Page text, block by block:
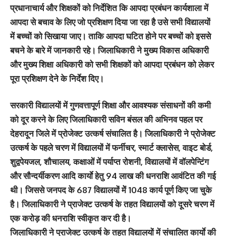
प्रधानाचार्य और शिक्षकों को निर्देशित कि आपदा प्रबंधन कार्यशाला में
आपदा से बचाव के लिए जो प्रशिक्षण दिया जा रहा है उसे सभी विद्यालयों
में बच्चों को सिखाया जाए। ताकि आपदा घटित होने पर बच्चों को इससे
बचने के बारे में जानकारी रहे। जिलाधिकारी ने मुख्य विकास अधिकारी
और मुख्य शिक्षा अधिकारी को सभी शिक्षकों को आपदा प्रबंधन को लेकर
पूरा प्रशिक्षण देने के निर्देश दिए।
सरकारी विद्यालयों में गुणवत्तापूर्ण शिक्षा और आवश्यक संसाधनों की कमी
को दूर करने के लिए जिलाधिकारी सविन बंसल की अभिनव पहल पर
देहरादून जिले में प्रोजेक्ट उत्कर्ष संचालित है। जिलाधिकारी ने प्रोजेक्ट
उत्कर्ष के पहले चरण में विद्यालयों में फर्नीचर, स्मार्ट क्लासेस, वाइट बोर्ड,
शुद्वपेयजल, शौचालय, कक्षाओं में पर्याप्त रोशनी, विद्यालयों में वॉलपेन्टिंग
और सौन्दर्यीकरण आदि कार्याे हेतु 94 लाख की धनराशि आवंटित की गई
थी। जिससे जनपद के 687 विद्यालयों मेें 1048 कार्य पूर्ण किए जा चुके
है। जिलाधिकारी ने प्राजेक्ट उत्कर्ष के तहत विद्यालयों को दूसरे चरण में
एक करोड़ की धनराशि स्वीकृत कर दी है।
जिलाधिकारी ने प्राजेक्ट उत्कर्ष के तहत विद्यालयों में संचालित कार्याे की